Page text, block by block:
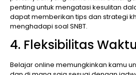
penting untuk mengatasi kesulitan
dapat memberikan tips dan strategi
menghadapi soal SNBT.
4. Fleksibilitas Waktu
Belajar online memungkinkan kamu